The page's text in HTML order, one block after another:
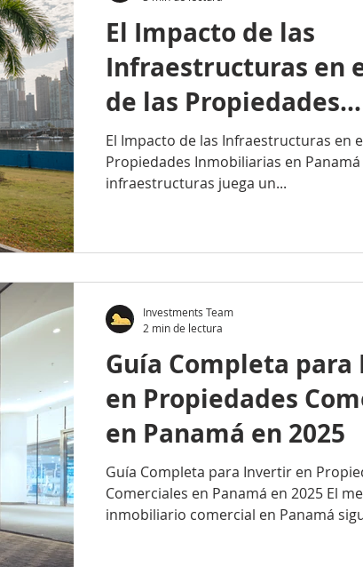
El Impacto de las
Infraestructuras en
de las Propiedades
Inmobiliarias en
El Impacto de las Infraestructuras en
Propiedades Inmobiliarias en
infraestructuras juega un...
Guía Completa
en Propiedades
en Panamá en 2025
Guía Completa para Invertir en
Comerciales en Panamá en 2025 El
inmobiliario comercial en Panamá
Investments Team
2 min de lectura